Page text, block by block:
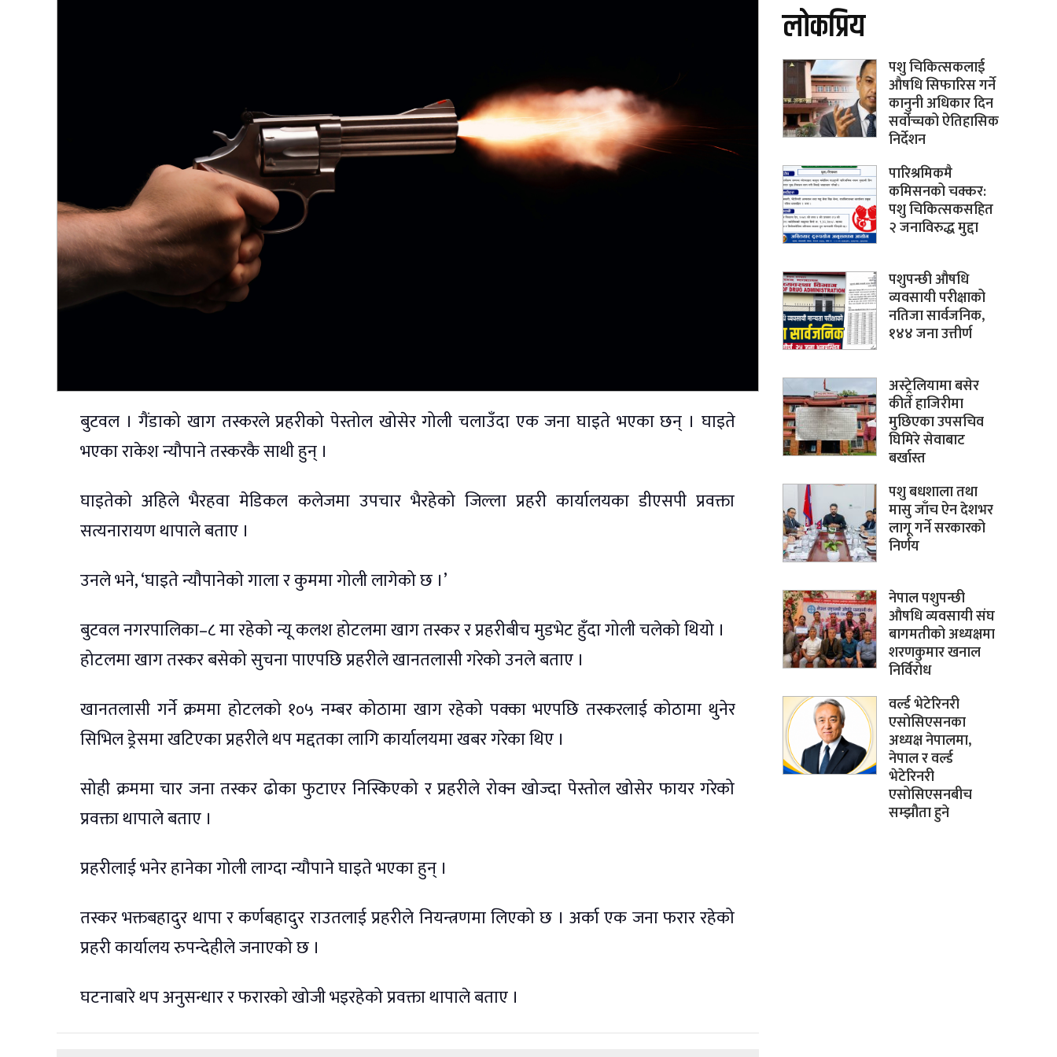
बुटवल । गैंडाको खाग तस्करले प्रहरीको पेस्तोल खोसेर गोली चलाउँदा एक जना घाइते भएका छन् । घाइते
भएका राकेश न्यौपाने तस्करकै साथी हुन् ।
घाइतेको अहिले भैरहवा मेडिकल कलेजमा उपचार भैरहेको जिल्ला प्रहरी कार्यालयका डीएसपी प्रवक्ता
सत्यनारायण थापाले बताए ।
उनले भने, ‘घाइते न्याैपानेकाे गाला र कुममा गोली लागेको छ ।’
बुटवल नगरपालिका–८ मा रहेको न्यू कलश होटलमा खाग तस्कर र प्रहरीबीच मुडभेट हुँदा गोली चलेको थियो ।
होटलमा खाग तस्कर बसेको सुचना पाएपछि प्रहरीले खानतलासी गरेको उनले बताए ।
खानतलासी गर्ने क्रममा होटलको १०५ नम्बर कोठामा खाग रहेको पक्का भएपछि तस्करलाई कोठामा थुनेर
सिभिल ड्रेसमा खटिएका प्रहरीले थप मद्दतका लागि कार्यालयमा खबर गरेका थिए ।
सोही क्रममा चार जना तस्कर ढोका फुटाएर निस्किएको र प्रहरीले रोक्न खोज्दा पेस्तोल खोसेर फायर गरेको
प्रवक्ता थापाले बताए ।
प्रहरीलाई भनेर हानेका गोली लाग्दा न्यौपाने घाइते भएका हुन् ।
तस्कर भक्तबहादुर थापा र कर्णबहादुर राउतलाई प्रहरीले नियन्त्रणमा लिएको छ । अर्का एक जना फरार रहेको
प्रहरी कार्यालय रुपन्देहीले जनाएको छ ।
घटनाबारे थप अनुसन्धार र फरारको खोजी भइरहेको प्रवक्ता थापाले बताए ।
लोकप्रिय
पशु चिकित्सकलाई
औषधि सिफारिस गर्ने
कानुनी अधिकार दिन
सर्वोच्चको ऐतिहासिक
निर्देशन
पारिश्रमिकमै
कमिसनको चक्कर:
पशु चिकित्सकसहित
२ जनाविरुद्ध मुद्दा
पशुपन्छी औषधि
व्यवसायी परीक्षाको
नतिजा सार्वजनिक,
१४४ जना उत्तीर्ण
अस्ट्रेलियामा बसेर
कीर्ते हाजिरीमा
मुछिएका उपसचिव
घिमिरे सेवाबाट
बर्खास्त
पशु बधशाला तथा
मासु जाँच ऐन देशभर
लागू गर्ने सरकारको
निर्णय
नेपाल पशुपन्छी
औषधि व्यवसायी संघ
बागमतीको अध्यक्षमा
शरणकुमार खनाल
निर्विरोध
वर्ल्ड भेटेरिनरी
एसोसिएसनका
अध्यक्ष नेपालमा,
नेपाल र वर्ल्ड
भेटेरिनरी
एसोसिएसनबीच
सम्झौता हुने